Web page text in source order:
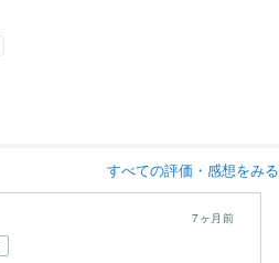
すべての評価・感想をみる
7ヶ月前